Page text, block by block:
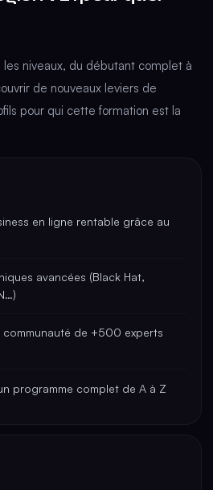
niveaux, du débutant complet à
de nouveaux leviers de
pour qui cette formation est la
en ligne rentable grâce au
avancées (Black Hat,
communauté de +500 experts
programme complet de A à Z